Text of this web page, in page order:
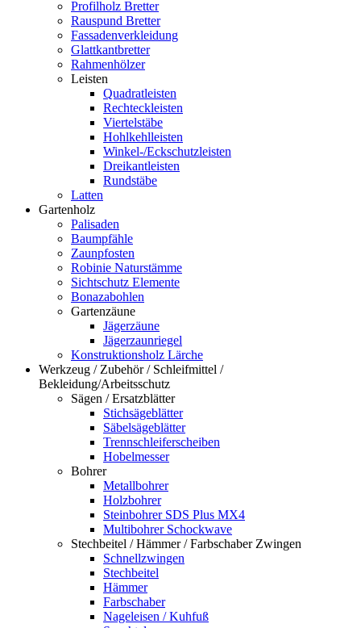
Profilholz Bretter
Rauspund Bretter
Fassadenverkleidung
Glattkantbretter
Rahmenhölzer
Leisten
Quadratleisten
Rechteckleisten
Viertelstäbe
Hohlkehlleisten
Winkel-/Eckschutzleisten
Dreikantleisten
Rundstäbe
Latten
Gartenholz
Palisaden
Baumpfähle
Zaunpfosten
Robinie Naturstämme
Sichtschutz Elemente
Bonazabohlen
Gartenzäune
Jägerzäune
Jägerzaunriegel
Konstruktionsholz Lärche
Werkzeug / Zubehör / Schleifmittel /
Bekleidung/Arbeitsschutz
Sägen / Ersatzblätter
Stichsägeblätter
Säbelsägeblätter
Trennschleiferscheiben
Hobelmesser
Bohrer
Metallbohrer
Holzbohrer
Steinbohrer SDS Plus MX4
Multibohrer Schockwave
Stechbeitel / Hämmer / Farbschaber Zwingen
Schnellzwingen
Stechbeitel
Hämmer
Farbschaber
Nageleisen / Kuhfuß